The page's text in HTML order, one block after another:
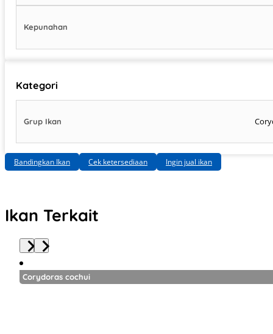
Kepunahan
Kategori
Grup Ikan
Bandingkan Ikan Cek ketersediaan Ingin jual ikan
Ikan Terkait
Corydoras cochui